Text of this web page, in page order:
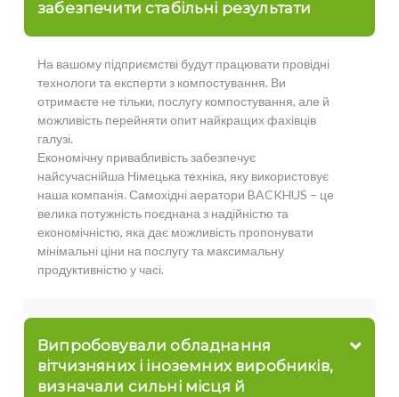
забезпечити стабільні результати
На вашому підприємстві будут працювати провідні
технологи та експерти з компостування. Ви
отримаєте не тільки, послугу компостування, але й
можливість перейняти опит найкращих фахівців
галузі.
Економічну привабливість забезпечує
найсучаснійша Німецька техніка, яку використовує
наша компанія. Самохідні аератори BACKHUS – це
велика потужність поєднана з надійністю та
економічністю, яка дає можливість пропонувати
мінімальні ціни на послугу та максимальну
продуктивністю у часі.
Випробовували обладнання
вітчизняних і іноземних виробників,
визначали сильні місця й